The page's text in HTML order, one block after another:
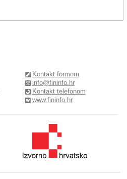
Kontakt formom
info@fininfo.hr
Kontakt telefonom
www.fininfo.hr